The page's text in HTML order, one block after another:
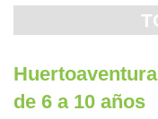
de 6 a 10 años